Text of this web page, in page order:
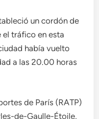
un cordón de
el tráfico en esta
había vuelto
a las 20.00 horas
de París (RATP)
de-Gaulle-Étoile,